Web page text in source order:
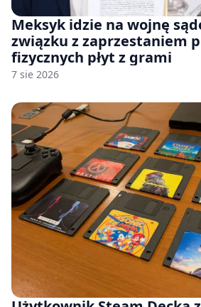
Meksyk idzie na wojnę
związku z zaprzestaniem
fizycznych płyt z grami
7 sie 2026